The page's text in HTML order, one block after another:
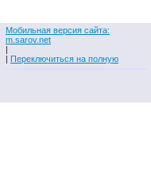
Мобильная версия сайта:
m.sarov.net
|
| Переключиться на полную